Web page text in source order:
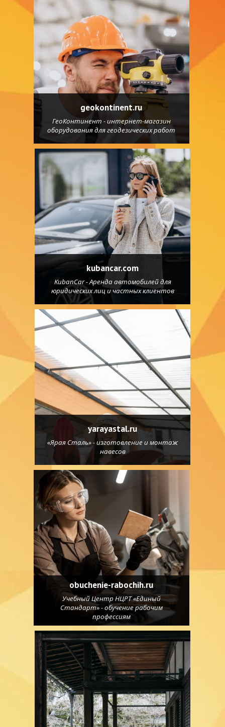
geokontinent.ru
ГеоКонтинент - интернет-магазин
оборудования для геодезических работ
kubancar.com
KubanCar - Аренда автомобилей для
юридических лиц и частных клиентов
yarayastal.ru
«Ярая Сталь» - изготовление и монтаж
навесов
obuchenie-rabochih.ru
Учебный Центр НЦРТ «Единый
Стандарт» - обучение рабочим
профессиям